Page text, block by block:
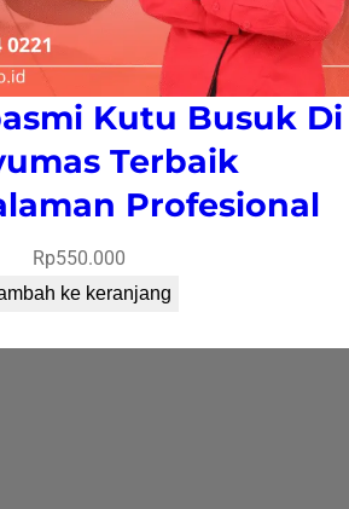
Kutu Busuk Di
Terbaik
Profesional
Rp550.000
ke keranjang